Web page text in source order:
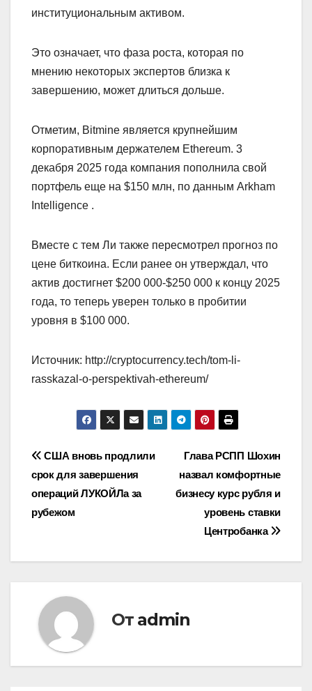
институциональным активом.
Это означает, что фаза роста, которая по
мнению некоторых экспертов близка к
завершению, может длиться дольше.
Отметим, Bitmine является крупнейшим
корпоративным держателем Ethereum. 3
декабря 2025 года компания пополнила свой
портфель еще на $150 млн, по данным Arkham
Intelligence .
Вместе с тем Ли также пересмотрел прогноз по
цене биткоина. Если ранее он утверждал, что
актив достигнет $200 000-$250 000 к концу 2025
года, то теперь уверен только в пробитии
уровня в $100 000.
Источник: http://cryptocurrency.tech/tom-li-
rasskazal-o-perspektivah-ethereum/
Навигация
по
записям
Глава РСПП Шохин
назвал комфортные
бизнесу курс рубля и
уровень ставки
Центробанка
США вновь продлили
срок для завершения
операций ЛУКОЙЛа за
рубежом
От admin